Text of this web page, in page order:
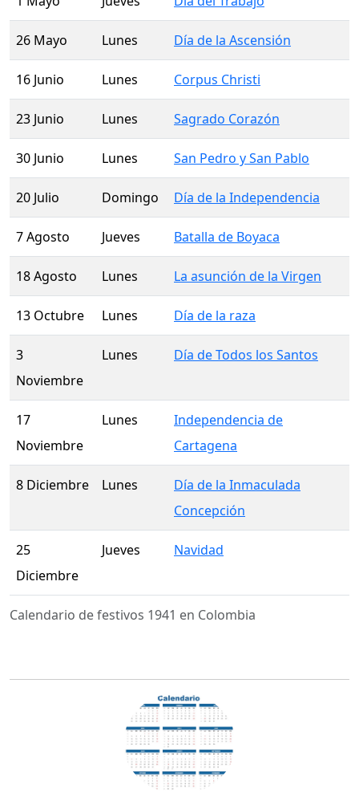
Calendario de festivos 1941 en Colombia
26 Mayo Lunes Día de la Ascensión
16 Junio Lunes Corpus Christi
23 Junio Lunes Sagrado Corazón
30 Junio Lunes San Pedro y San Pablo
20 Julio Domingo Día de la Independencia
7 Agosto Jueves Batalla de Boyaca
18 Agosto Lunes La asunción de la Virgen
13 Octubre Lunes Día de la raza
3
Noviembre
Lunes Día de Todos los Santos
17
Noviembre
Lunes
Independencia de
Cartagena
8 Diciembre Lunes
Día de la Inmaculada
Concepción
25
Diciembre
Jueves Navidad